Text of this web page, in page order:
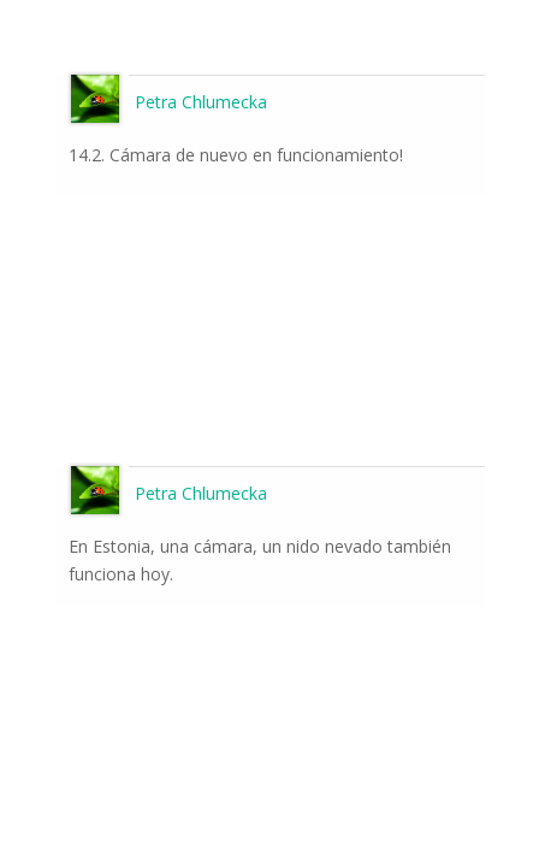
Petra Chlumecka
14.2. Cámara de nuevo en funcionamiento!
Petra Chlumecka
En Estonia, una cámara, un nido nevado también
funciona hoy.